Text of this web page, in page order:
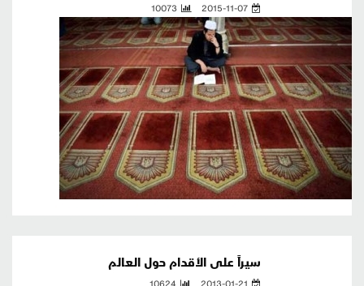
2015-11-07
10073
سيراً على الأقدام حول العالم
2013-01-21
10624